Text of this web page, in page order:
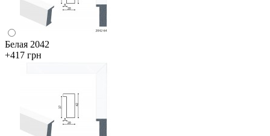
Белая 2042
+417 грн